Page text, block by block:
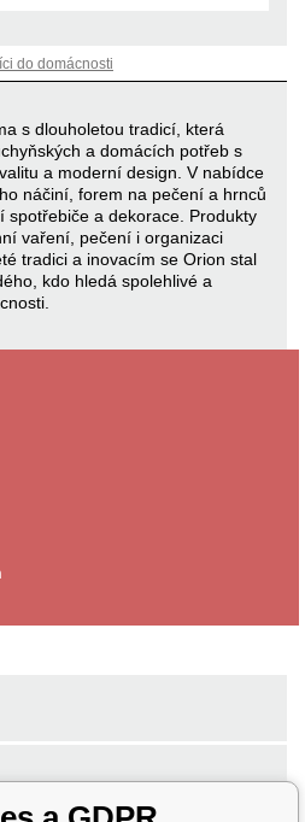
do domácnosti
s dlouholetou tradicí, která
a domácích potřeb s
a moderní design. V nabídce
náčiní, forem na pečení a hrnců
spotřebiče a dekorace. Produkty
vaření, pečení i organizaci
tradici a inovacím se Orion stal
kdo hledá spolehlivé a